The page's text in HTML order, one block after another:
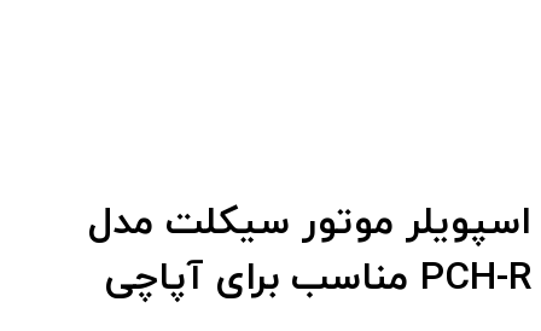
اسپویلر موتور سیکلت مدل
PCH-R مناسب برای آپاچی